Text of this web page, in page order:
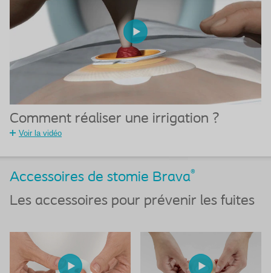
Comment réaliser une irrigation ?
Voir la vidéo
Accessoires de stomie Brava®
Les accessoires pour prévenir les fuites